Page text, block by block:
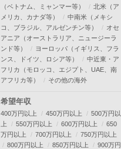
（ベトナム、ミャンマー等）
北米（ア
メリカ、カナダ等）
中南米（メキシ
コ、ブラジル、アルゼンチン等）
オセ
アニア（オーストラリア、ニュージーラ
ンド等）
ヨーロッパ（イギリス、フラ
ンス、ドイツ、ロシア等）
中近東・ア
フリカ（モロッコ、エジプト、UAE、南
アフリカ等）
その他の海外
希望年収
400万円以上 450万円以上
500万円以
上
550万円以上 600万円以上
650
万円以上
700万円以上
750万円以上
800万円以上
850万円以上
900万円